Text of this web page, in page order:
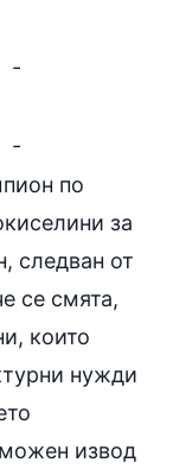
-
-
по
за
следван от
се смята,
които
нужди
извод